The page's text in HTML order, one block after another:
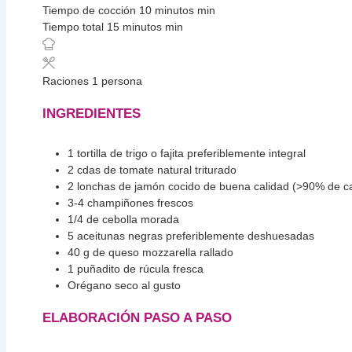
Tiempo de cocción 10 minutos min
Tiempo total 15 minutos min
Raciones 1 persona
INGREDIENTES
1 tortilla de trigo o fajita preferiblemente integral
2 cdas de tomate natural triturado
2 lonchas de jamón cocido de buena calidad (>90% de
3-4 champiñones frescos
1/4 de cebolla morada
5 aceitunas negras preferiblemente deshuesadas
40 g de queso mozzarella rallado
1 puñadito de rúcula fresca
Orégano seco al gusto
ELABORACIÓN PASO A PASO